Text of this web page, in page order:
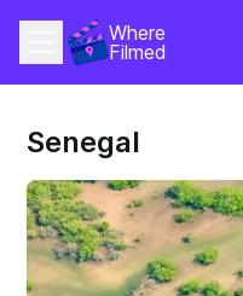
Where
Filmed
Senegal